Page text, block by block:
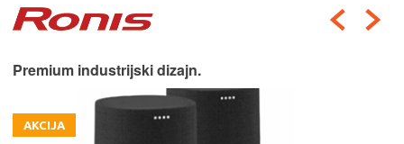
Premium industrijski dizajn.
AKCIJA